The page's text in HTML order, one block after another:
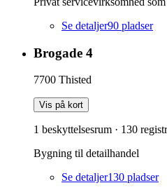
Se detaljer90 pladser
Brogade 4
7700 Thisted
Vis på kort
1 beskyttelsesrum · 130
Bygning til detailhandel
Se detaljer130 pladser